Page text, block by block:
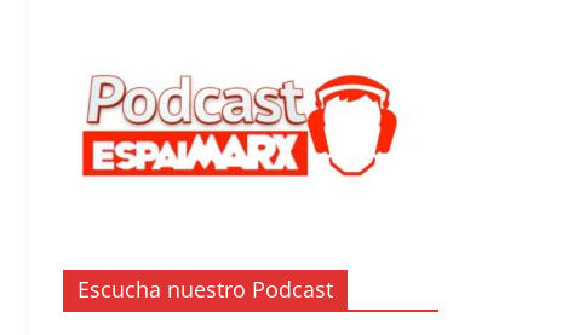
Escucha nuestro Podcast